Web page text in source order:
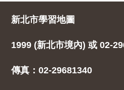
新北市學習地圖
1999 (新北市境內) 或 02-
傳真：02-29681340